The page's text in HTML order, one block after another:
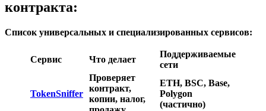
контракта:
Список универсальных и специализированных сервисов:
Сервис Что делает
Поддерживаемые
сети
TokenSniffer
Проверяет
контракт,
копии, налог,
ETH, BSC, Base,
Polygon
(частично)